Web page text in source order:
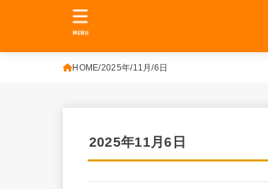
MENU
HOME 2025年 11月 6日
2025年11月6日